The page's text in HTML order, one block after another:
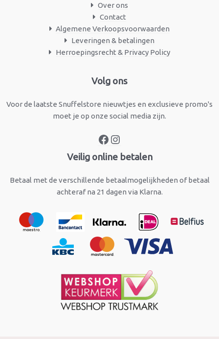
Over ons
Contact
Algemene Verkoopsvoorwaarden
Leveringen & betalingen
Herroepingsrecht & Privacy Policy
Volg ons
Voor de laatste Snuffelstore nieuwtjes en exclusieve promo's
moet je op onze social media zijn.
Facebook
Veilig online betalen
Betaal met de verschillende betaalmogelijkheden of betaal
achteraf na 21 dagen via Klarna.